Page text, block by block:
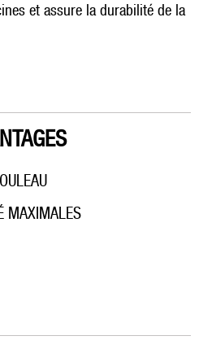
et assure la durabilité de la
MAXIMALES